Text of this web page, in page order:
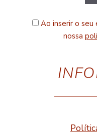
Ao inserir o seu
nossa